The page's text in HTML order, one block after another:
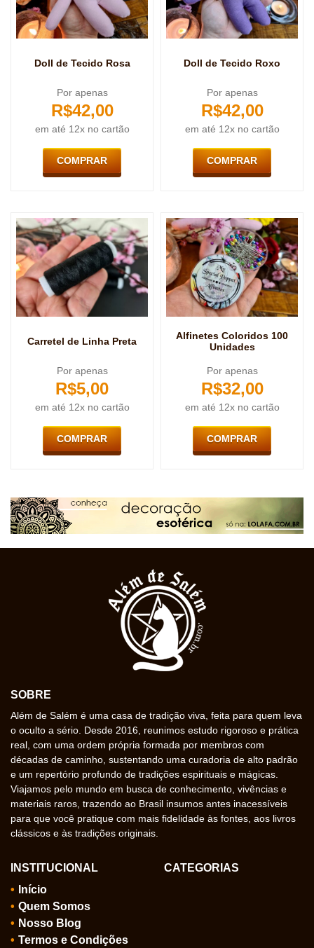
Doll de Tecido Rosa
Por apenas
R$42,00
em até 12x no cartão
COMPRAR
Doll de Tecido Roxo
Por apenas
R$42,00
em até 12x no cartão
COMPRAR
Carretel de Linha Preta
Por apenas
R$5,00
em até 12x no cartão
COMPRAR
Alfinetes Coloridos 100
Unidades
Por apenas
R$32,00
em até 12x no cartão
COMPRAR
SOBRE
Além de Salém é uma casa de tradição viva, feita para quem leva
o oculto a sério. Desde 2016, reunimos estudo rigoroso e prática
real, com uma ordem própria formada por membros com
décadas de caminho, sustentando uma curadoria de alto padrão
e um repertório profundo de tradições espirituais e mágicas.
Viajamos pelo mundo em busca de conhecimento, vivências e
materiais raros, trazendo ao Brasil insumos antes inacessíveis
para que você pratique com mais fidelidade às fontes, aos livros
clássicos e às tradições originais.
INSTITUCIONAL
Início
Quem Somos
Nosso Blog
Termos e Condições
CATEGORIAS